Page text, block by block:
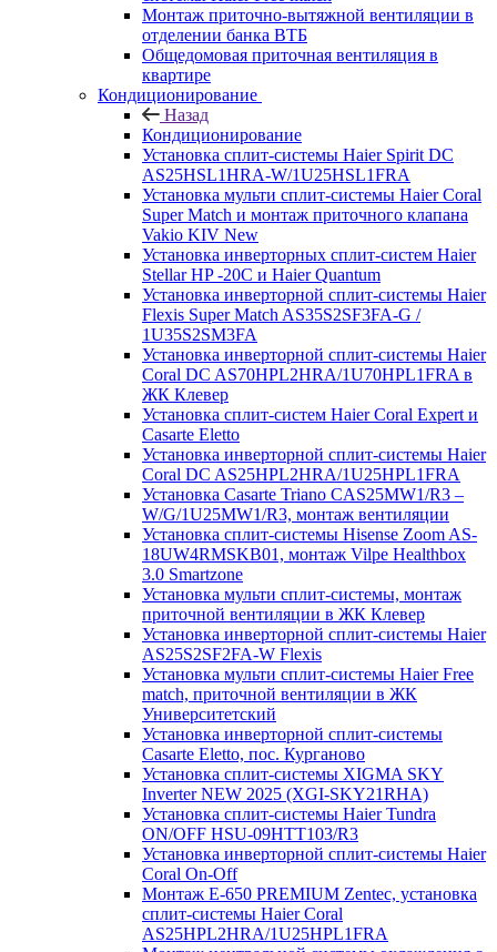
Монтаж приточно-вытяжной вентиляции в
отделении банка ВТБ
Общедомовая приточная вентиляция в
квартире
Кондиционирование
Назад
Кондиционирование
Установка сплит-системы Haier Spirit DC
AS25HSL1HRA-W/1U25HSL1FRA
Установка мульти сплит-системы Haier Coral
Super Match и монтаж приточного клапана
Vakio KIV New
Установка инверторных сплит-систем Haier
Stellar HP -20С и Haier Quantum
Установка инверторной сплит-системы Haier
Flexis Super Match AS35S2SF3FA-G /
1U35S2SM3FA
Установка инверторной сплит-системы Haier
Coral DC AS70HPL2HRA/1U70HPL1FRA в
ЖК Клевер
Установка сплит-систем Haier Coral Expert и
Casarte Eletto
Установка инверторной сплит-системы Haier
Coral DC AS25HPL2HRA/1U25HPL1FRA
Установка Casarte Triano CAS25MW1/R3 –
W/G/1U25MW1/R3, монтаж вентиляции
Установка сплит-системы Hisense Zoom AS-
18UW4RMSKB01, монтаж Vilpe Healthbox
3.0 Smartzone
Установка мульти сплит-системы, монтаж
приточной вентиляции в ЖК Клевер
Установка инверторной сплит-системы Haier
AS25S2SF2FA-W Flexis
Установка мульти сплит-системы Haier Free
match, приточной вентиляции в ЖК
Университетский
Установка инверторной сплит-системы
Casarte Eletto, пос. Курганово
Установка сплит-системы XIGMA SKY
Inverter NEW 2025 (XGI-SKY21RHA)
Установка сплит-системы Haier Tundra
ON/OFF HSU-09HTT103/R3
Установка инверторной сплит-системы Haier
Coral On-Off
Монтаж E-650 PREMIUM Zentec, установка
сплит-системы Haier Coral
AS25HPL2HRA/1U25HPL1FRA